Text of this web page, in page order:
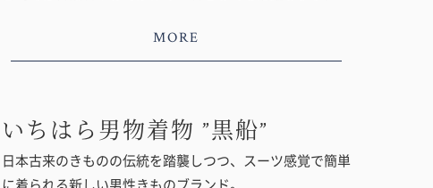
MORE
いちはら男物着物 ”黒船”
日本古来のきものの伝統を踏襲しつつ、スーツ感覚で簡単